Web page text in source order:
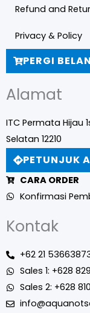
Refund and
Privacy & Policy
PERGI
Alamat
ITC Permata Hijau
Selatan 12210
PETUNJUK
CARA ORDER
Konfirmasi
Kontak
+62 21
Sales 1: +628
Sales 2: +628